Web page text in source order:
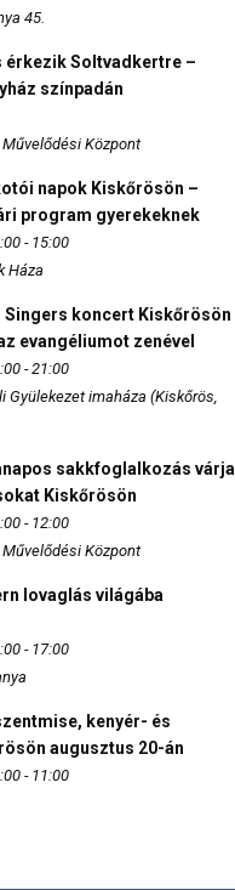
45.
érkezik Soltvadkertre –
színpadán
Központ
napok Kiskőrösön –
program gyerekeknek
- 15:00
Háza
Singers koncert Kiskőrösön
evangéliumot zenével
- 21:00
Gyülekezet imaháza (Kiskőrös,
sakkfoglalkozás várja
Kiskőrösön
- 12:00
Központ
lovaglás világába
- 17:00
kenyér- és
augusztus 20-án
- 11:00